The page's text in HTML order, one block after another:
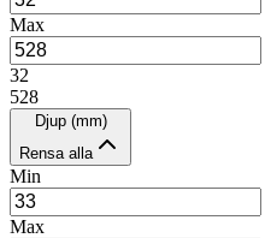
Max
32
528
Djup (mm)
Rensa alla
Min
Max